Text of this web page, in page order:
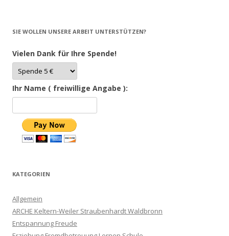
SIE WOLLEN UNSERE ARBEIT UNTERSTÜTZEN?
Vielen Dank für Ihre Spende!
Ihr Name ( freiwillige Angabe ):
KATEGORIEN
Allgemein
ARCHE Keltern-Weiler Straubenhardt Waldbronn
Entspannung Freude